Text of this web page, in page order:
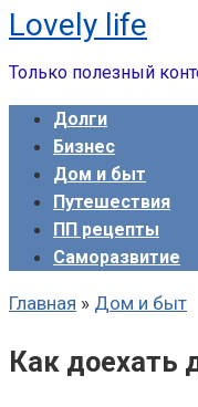
Перейти
контенту
Lovely life
Только полезный
Долги
Бизнес
Дом и быт
Путешествия
ПП рецепты
Саморазвитие
Главная » Дом и быт
Как доехать